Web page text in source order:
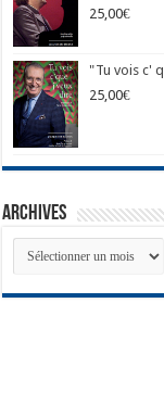
25,00€
"Tu vois c'
25,00€
Archives
Archives